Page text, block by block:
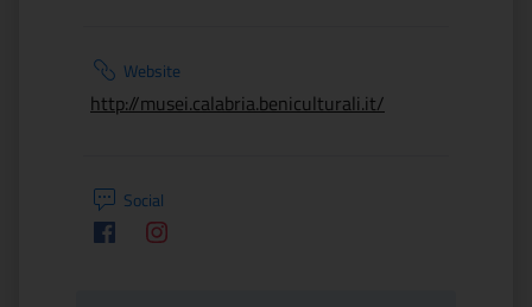
Website
http://musei.calabria.beniculturali.it/
Social
FacebookInstagram